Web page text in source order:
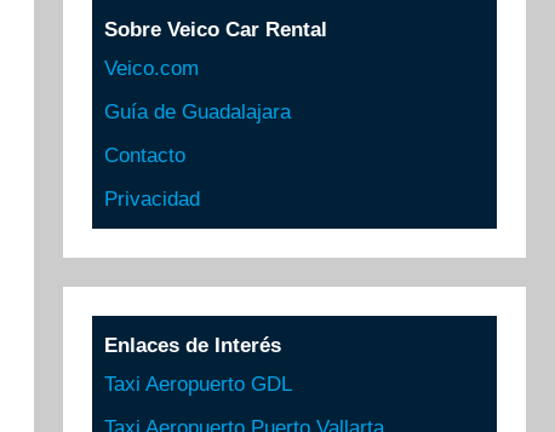
Sobre Veico Car Rental
Veico.com
Guía de Guadalajara
Contacto
Privacidad
Enlaces de Interés
Taxi Aeropuerto GDL